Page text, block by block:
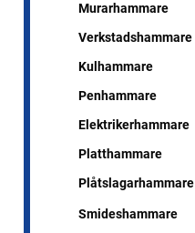
Murarhammare
Verkstadshammare
Kulhammare
Penhammare
Elektrikerhammare
Platthammare
Plåtslagarhammare
Smideshammare